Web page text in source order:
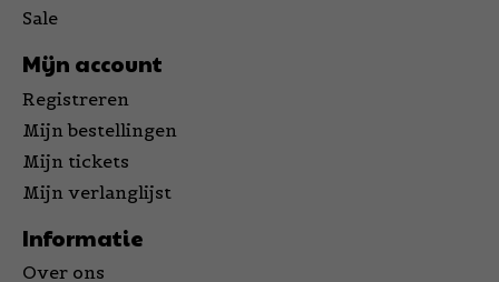
Sale
Mijn account
Registreren
Mijn bestellingen
Mijn tickets
Mijn verlanglijst
Informatie
Over ons